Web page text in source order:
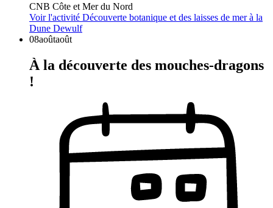
CNB Côte et Mer du Nord
Voir l'activité Découverte botanique et des laisses de mer à la
Dune Dewulf
08aoûtaoût
À la découverte des mouches-dragons
!